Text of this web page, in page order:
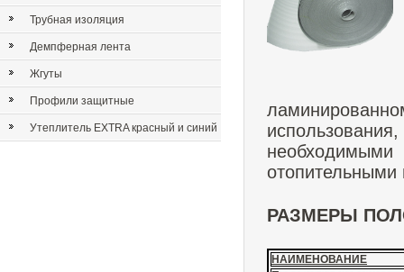
Трубная изоляция
Демпферная лента
Жгуты
Профили защитные
Утеплитель EXTRA красный и синий
РАЗМЕРЫ
НАИМЕНОВАНИЕ